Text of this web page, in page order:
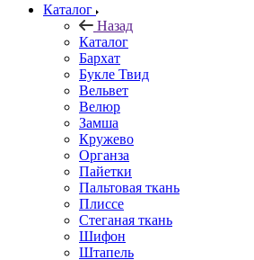
Каталог
Назад
Каталог
Бархат
Букле Твид
Вельвет
Велюр
Замша
Кружево
Органза
Пайетки
Пальтовая ткань
Плиссе
Стеганая ткань
Шифон
Штапель